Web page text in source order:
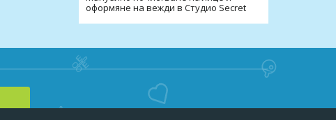
оформяне на вежди в Студио Secret